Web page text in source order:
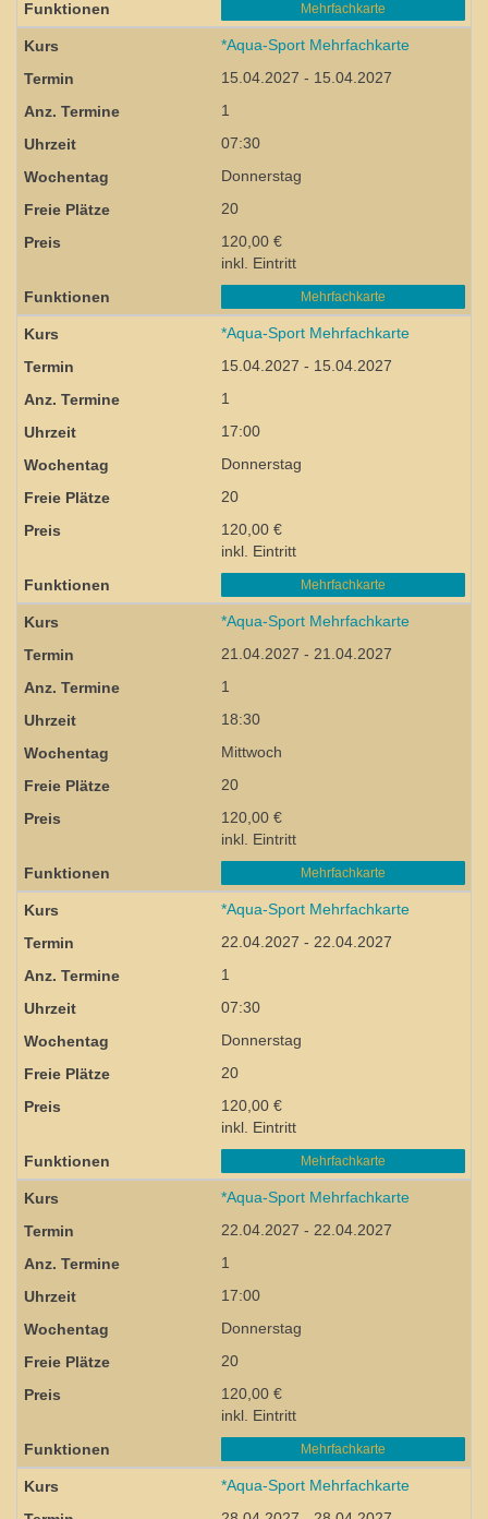
Mehrfachkarte
*Aqua-Sport Mehrfachkarte
15.04.2027 - 15.04.2027
1
07:30
Donnerstag
20
120,00 €
inkl. Eintritt
Mehrfachkarte
*Aqua-Sport Mehrfachkarte
15.04.2027 - 15.04.2027
1
17:00
Donnerstag
20
120,00 €
inkl. Eintritt
Mehrfachkarte
*Aqua-Sport Mehrfachkarte
21.04.2027 - 21.04.2027
1
18:30
Mittwoch
20
120,00 €
inkl. Eintritt
Mehrfachkarte
*Aqua-Sport Mehrfachkarte
22.04.2027 - 22.04.2027
1
07:30
Donnerstag
20
120,00 €
inkl. Eintritt
Mehrfachkarte
*Aqua-Sport Mehrfachkarte
22.04.2027 - 22.04.2027
1
17:00
Donnerstag
20
120,00 €
inkl. Eintritt
Mehrfachkarte
*Aqua-Sport Mehrfachkarte